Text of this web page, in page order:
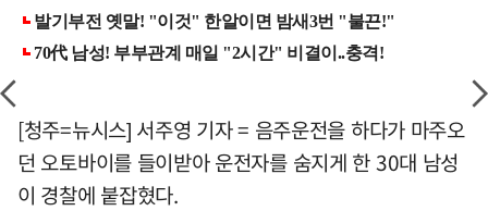
[청주=뉴시스] 서주영 기자 = 음주운전을 하다가 마주오
던 오토바이를 들이받아 운전자를 숨지게 한 30대 남성
이 경찰에 붙잡혔다.